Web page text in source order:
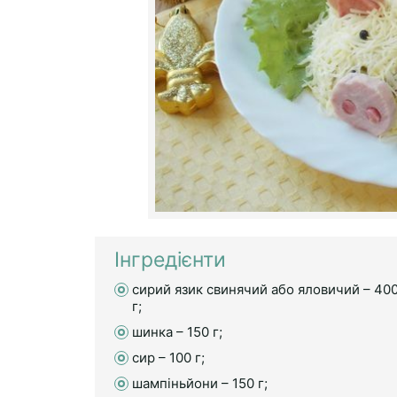
Інгредієнти
сирий язик свинячий або яловичий –
г;
шинка – 150 г;
сир – 100 г;
шампіньйони – 150 г;